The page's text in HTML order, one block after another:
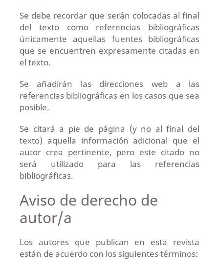
Se debe recordar que serán colocadas al final
del texto como referencias bibliográficas
únicamente aquellas fuentes bibliográficas
que se encuentren expresamente citadas en
el texto.
Se añadirán las direcciones web a las
referencias bibliográficas en los casos que sea
posible.
Se citará a pie de página (y no al final del
texto) aquella información adicional que el
autor crea pertinente, pero este citado no
será utilizado para las referencias
bibliográficas.
Aviso de derecho de
autor/a
Los autores que publican en esta revista
están de acuerdo con los siguientes términos: